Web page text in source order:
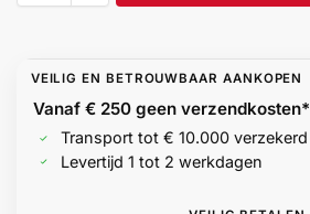
VEILIG EN BETROUWBAAR AANKOPEN
Vanaf € 250 geenverzendkosten*
Transport tot € 10.000 verzekerd
Levertijd 1 tot 2 werkdagen